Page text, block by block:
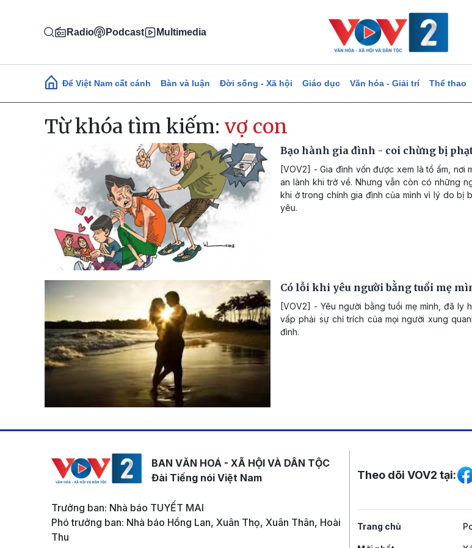
Radio Podcast Multimedia
Main navigation
Để Việt Nam cất cánh Bàn và luận Đời sống - Xã hội Giáo dục Văn hóa - Giải trí Thể thao
Từ khóa tìm kiếm: vợ con
Bạo hành gia đình - coi chừng bị
[VOV2] - Gia đình vốn được xem là tổ ấm, nơi
an lành khi trở về. Nhưng vẫn còn có những
khi ở trong chính gia đình của mình vì lý do bị
yêu.
Có lỗi khi yêu người bằng tuổi mẹ
[VOV2] - Yêu người bằng tuổi mẹ mình, đã ly
vấp phải sự chỉ trích của mọi người xung
đình.
BAN VĂN HOÁ - XÃ HỘI VÀ DÂN TỘC
Đài Tiếng nói Việt Nam
Trưởng ban: Nhà báo TUYẾT MAI
Phó trưởng ban: Nhà báo Hồng Lan, Xuân Thọ, Xuân Thân, Hoài
Thu
Mạng xã hội
Theo dõi VOV2 tại:
Trang chủ